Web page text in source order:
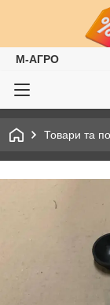
М-АГРО
Товари та